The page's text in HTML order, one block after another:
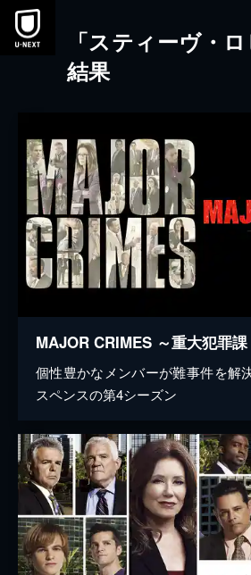
本文へスキップ
「スティーヴ・
結果
MAJOR CRIMES ～重大犯罪
個性豊かなメンバーが難事件を解
スペンスの第4シーズン